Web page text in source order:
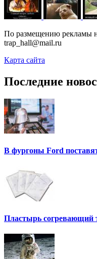
По размещению рекламы
trap_hall@mail.ru
Карта сайта
Последние
В фургоны Ford
Пластырь